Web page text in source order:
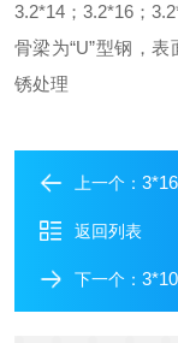
3.2*14；3.2*16；
骨梁为“U”型钢，
锈处理
上一个： 3*16
返回列表
下一个： 3*10